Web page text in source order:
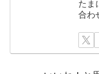
たま
合わ